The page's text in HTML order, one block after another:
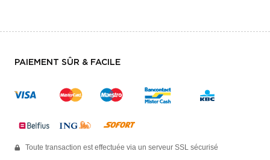
PAIEMENT SÛR & FACILE
Toute transaction est effectuée via un serveur SSL sécurisé